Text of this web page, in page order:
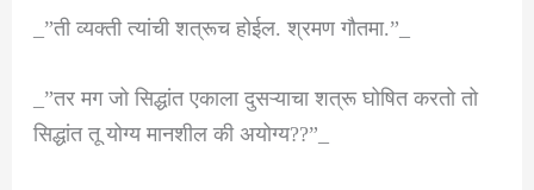
_”ती व्यक्ती त्यांची शत्रूच होईल. श्रमण गौतमा.”_
_”तर मग जो सिद्धांत एकाला दुसऱ्याचा शत्रू घोषित करतो तो
सिद्धांत तू योग्य मानशील की अयोग्य??”_